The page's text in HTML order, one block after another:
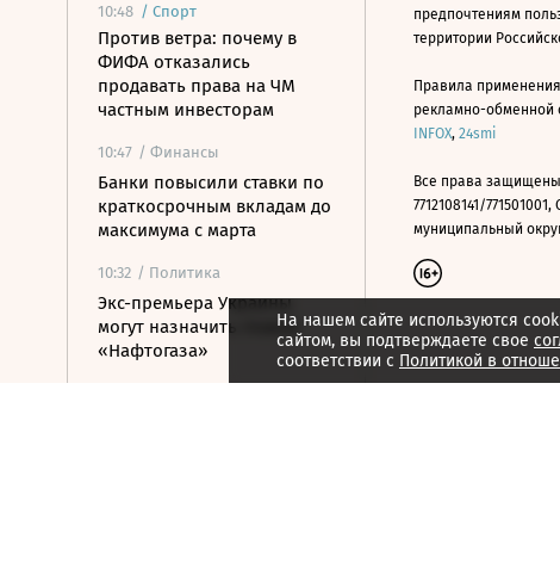
10:48 / Спорт
Против ветра: почему в
ФИФА отказались
продавать права на ЧМ
частным инвесторам
10:47 / Финансы
Банки повысили ставки по
краткосрочным вкладам до
максимума с марта
10:32 / Политика
Экс-премьера Украины
могут назначить главой
«Нафтогаза»
На нашем сайте используются
сайтом, вы подтверждаете свое
соответствии с Политикой в
предпочтениям
территории
Правила
рекламно-обменной
INFOX, 24smi
Все права
7712108141/
муниципальный